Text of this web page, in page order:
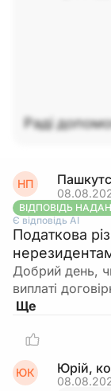
Раді
НП
ВІДПОВІДЬ
Є відповідь АІ
Податкова
Добрий день,
виплаті
ЮК Юрій,